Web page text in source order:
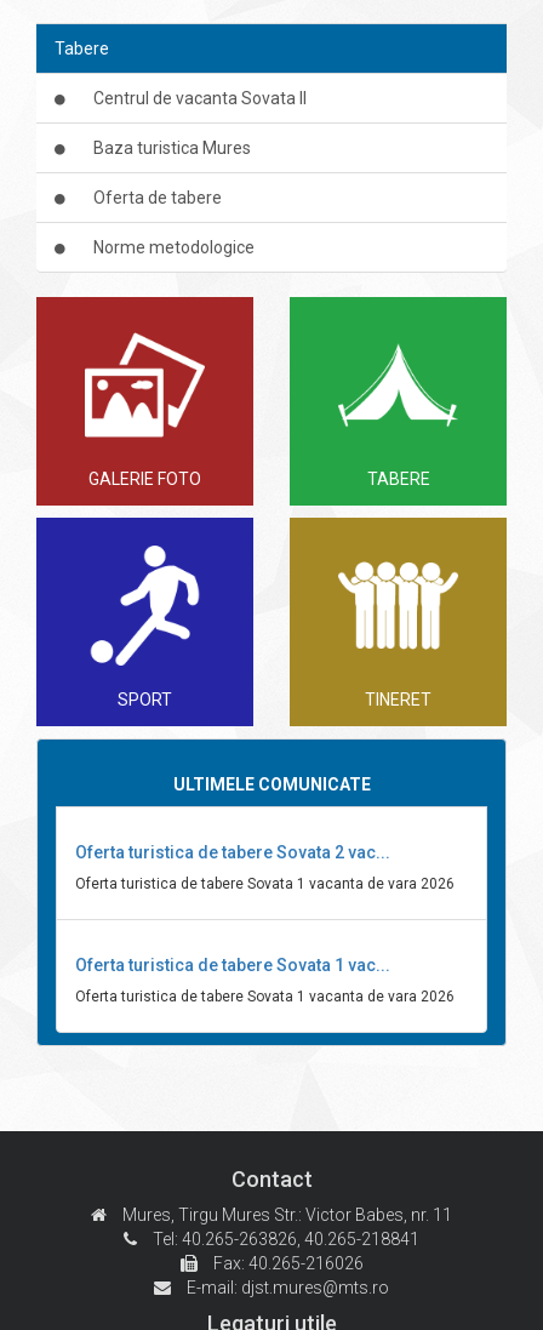
Tabere
Centrul de vacanta Sovata II
Baza turistica Mures
Oferta de tabere
Norme metodologice
GALERIE FOTO TABERE
SPORT TINERET
ULTIMELE COMUNICATE
Oferta turistica de tabere Sovata 2 vac...
Oferta turistica de tabere Sovata 1 vacanta de vara 2026
Oferta turistica de tabere Sovata 1 vac...
Oferta turistica de tabere Sovata 1 vacanta de vara 2026
Contact
Mures, Tirgu Mures Str.: Victor Babes, nr. 11
Tel: 40.265-263826, 40.265-218841
Fax: 40.265-216026
E-mail: djst.mures@mts.ro
Legaturi utile